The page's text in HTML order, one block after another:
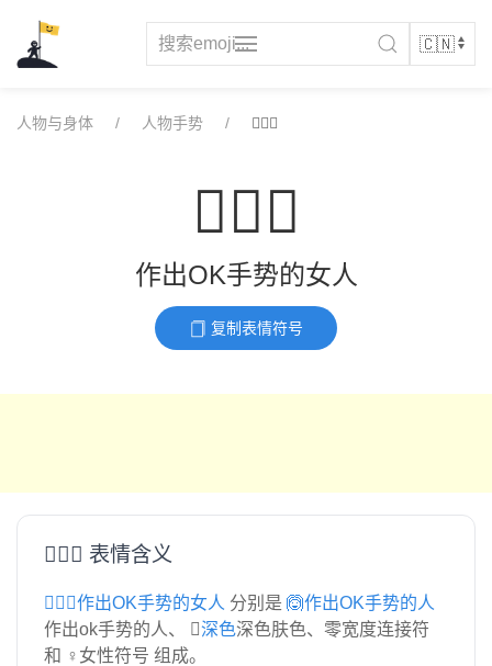
content
人物与身体 人物手势 🙆🏿‍♀️
🙆🏿‍♀️
作出OK手势的女人
复制表情符号
🙆🏿‍♀️ 表情含义
🙆🏿‍♀️作出OK手势的女人 分别是 🙆作出OK手势的人
作出ok手势的人、🏿深色深色肤色、零宽度连接符
和 ♀女性符号 组成。